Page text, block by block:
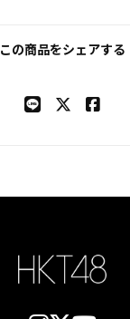
この商品をシェアする